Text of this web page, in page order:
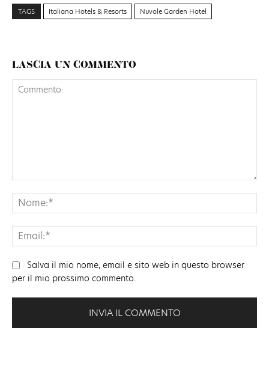
TAGS Italiana Hotels & Resorts Nuvole Garden Hotel
LASCIA UN COMMENTO
Salva il mio nome, email e sito web in questo browser
per il mio prossimo commento.